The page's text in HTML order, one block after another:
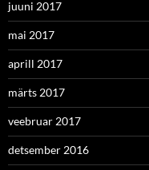
juuni 2017
mai 2017
aprill 2017
märts 2017
veebruar 2017
detsember 2016